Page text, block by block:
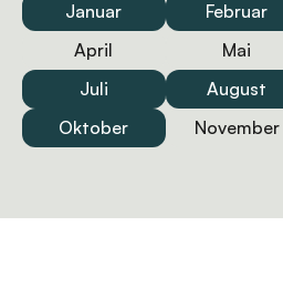
Januar Februar
April
Mai
Juli
August
Oktober
November